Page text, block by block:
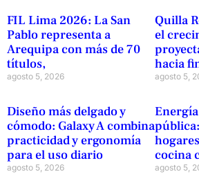
FIL Lima 2026: La San
Pablo representa a
Arequipa con más de 70
títulos,
agosto 5, 2026
Quilla
el
hacia
agosto 5,
Diseño más delgado y
cómodo: Galaxy A combina
practicidad y ergonomía
para el uso diario
agosto 5, 2026
cocina
agosto 5,